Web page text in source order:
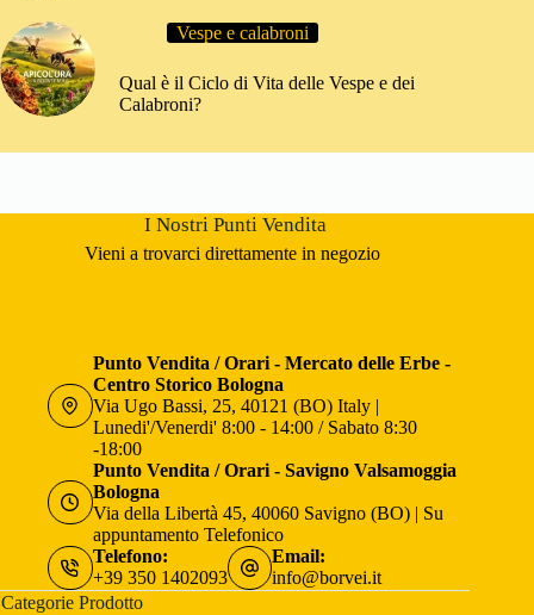
Vespe e calabroni
Qual è il Ciclo di Vita delle Vespe e dei
Calabroni?
I Nostri Punti Vendita
Vieni a trovarci direttamente in negozio
Punto Vendita / Orari - Mercato delle Erbe -
Centro Storico Bologna
Via Ugo Bassi, 25, 40121 (BO) Italy |
Lunedi'/Venerdi' 8:00 - 14:00 / Sabato 8:30
-18:00
Punto Vendita / Orari - Savigno Valsamoggia
Bologna
Via della Libertà 45, 40060 Savigno (BO) | Su
appuntamento Telefonico
Telefono:
+39 350 1402093
Email:
info@borvei.it
Categorie Prodotto